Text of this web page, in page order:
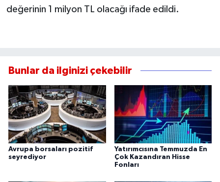
değerinin 1 milyon TL olacağı ifade edildi.
Bunlar da ilginizi çekebilir
Avrupa borsaları pozitif
seyrediyor
Yatırımcısına Temmuzda En
Çok Kazandıran Hisse
Fonları